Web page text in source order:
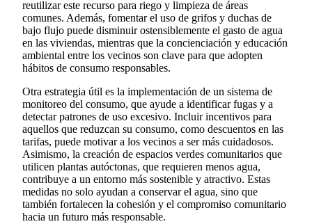
reutilizar este recurso para riego y limpieza de áreas
comunes. Además, fomentar el uso de grifos y duchas de
bajo flujo puede disminuir ostensiblemente el gasto de agua
en las viviendas, mientras que la concienciación y educación
ambiental entre los vecinos son clave para que adopten
hábitos de consumo responsables.
Otra estrategia útil es la implementación de un sistema de
monitoreo del consumo, que ayude a identificar fugas y a
detectar patrones de uso excesivo. Incluir incentivos para
aquellos que reduzcan su consumo, como descuentos en las
tarifas, puede motivar a los vecinos a ser más cuidadosos.
Asimismo, la creación de espacios verdes comunitarios que
utilicen plantas autóctonas, que requieren menos agua,
contribuye a un entorno más sostenible y atractivo. Estas
medidas no solo ayudan a conservar el agua, sino que
también fortalecen la cohesión y el compromiso comunitario
hacia un futuro más responsable.